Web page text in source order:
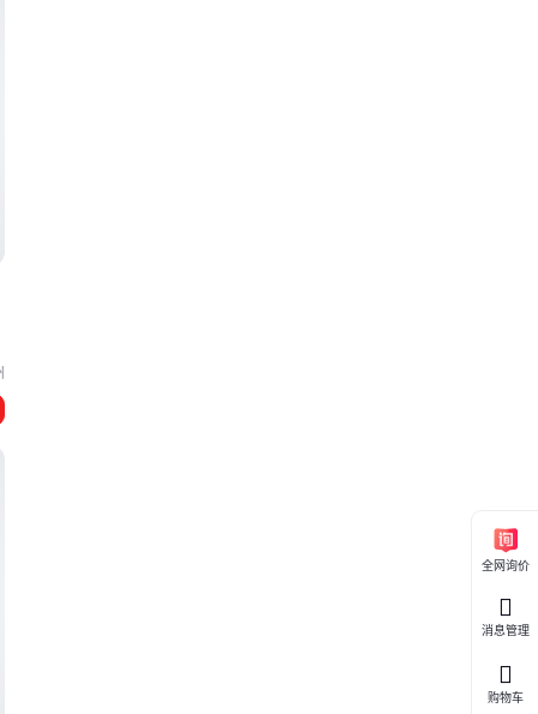
全网询价
消息管理
购物车